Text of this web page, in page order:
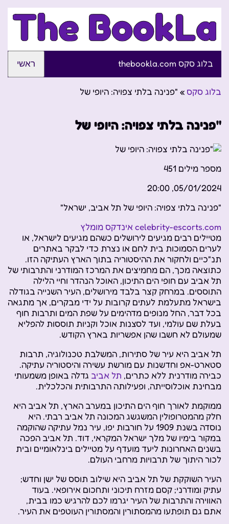
בלוג סקס thebookla.com ראשי
בלוג סקס » "פנינה בלתי צפויה: היופי של
"פנינה בלתי צפויה: היופי של
מספר מילים 451
05/01/2024, 20:00
"פנינה בלתי צפויה: היופי של תל אביב, ישראל"
celebrity-escorts.com אינדקס מומלץ
מטיילים רבים מגיעים לירושלים כשהם מגיעים לישראל, או
לערים הסמוכות בית לחם או נצרת כדי לבקר באתרים
תנ"כיים ולחקור את ההיסטוריה בתוך הארץ העתיקה הזו.
כתוצאה מכך, הם מחמיצים את המרכז המודרני והתרבותי של
תל אביב עם חופי הים התיכון, האוכל הנהדר וחיי הלילה
התוססים. במרחק קצר בלבד מירושלים, העיר השנייה בגודלה
בישראל מתעלמת לעתים קרובות על ידי מבקרים, אך מתגאה
בכל דבר, החל מנופים מדהימים על שפת המים ותרבות חוף
בעלת שם עולמי, ועד לסצנות אוכל וקניות תוססות להפליא
שמעולם לא חשבו שהן אפשריות בארץ הקודש.
תל אביב היא עיר של סתירות, המשלבת טכנולוגיה, תרבות
סטארט-אפ וחדשנות עם מורשת עשירה והיסטוריה עתיקה.
כבירה מודרנית ללא כתרים, תל אביב גדלה באופן משמעותי
מבחינת אוכלוסייתה, ופעילותה התרבותית והכלכלית.
ממוקמת לאורך חוף הים התיכון במערב הארץ, תל אביב היא
חלק מהמטרופולין המשגשג המכונה תל אביב רבתי. היא
נוסדה בשנת 1909 על חורבות יפו, עיר נמל עתיקה שהוקמה
במקור בימיו של מלך ישראל המקראי, דוד. תל אביב הפכה
בשנים האחרונות ליעד מועדף על מטיילים בינלאומיים ובית
לכור היתוך של תרבויות מרחבי העולם.
העיר השוקקת של תל אביב היא שילוב תוסס של ישן וחדש;
עתיק ומודרני; קסם מזרח תיכוני ותחכום אירופאי. בעוד
האווירה והתרבות של העיר יגרמו לכם להרגיש כמו בבית,
אתם גם תופתעו מהמסתורין והמסתורין העוטפים את העיר.